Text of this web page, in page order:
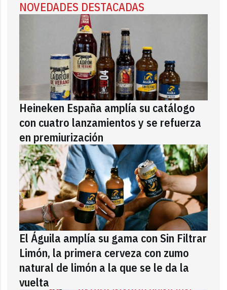
NOVEDADES DESTACADAS
Heineken España amplía su catálogo
con cuatro lanzamientos y se refuerza
en premiurización
El Águila amplía su gama con Sin Filtrar
Limón, la primera cerveza con zumo
natural de limón a la que se le da la
vuelta